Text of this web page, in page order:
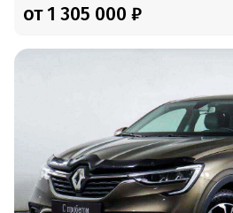
от 1 305 000 ₽